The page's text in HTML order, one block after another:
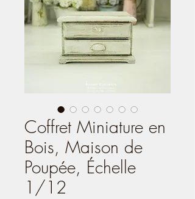
Coffret Miniature en
Bois, Maison de
Poupée, Échelle
1/12